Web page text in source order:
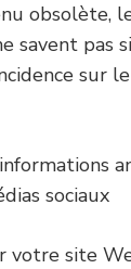
obsolète,
savent pas
sur
sociaux
votre site